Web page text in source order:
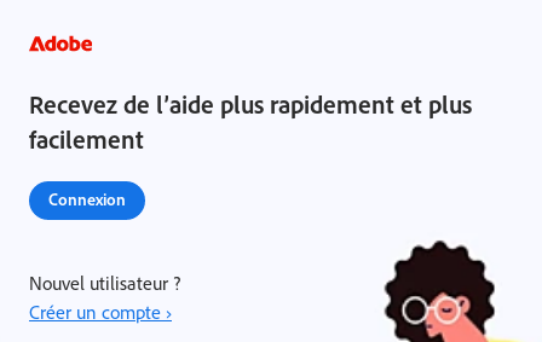
Recevez de l’aide plus rapidement et plus
facilement
Connexion
Nouvel utilisateur ?
Créer un compte ›